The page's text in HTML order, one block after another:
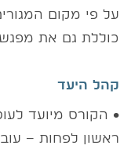
על פי מקום
כוללת גם את
קהל היעד
• הקורס מיועד
ראשון לפחות –